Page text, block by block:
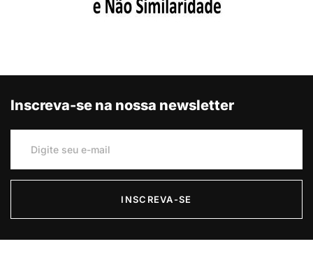
Inscreva-se na nossa newsletter
INSCREVA-SE